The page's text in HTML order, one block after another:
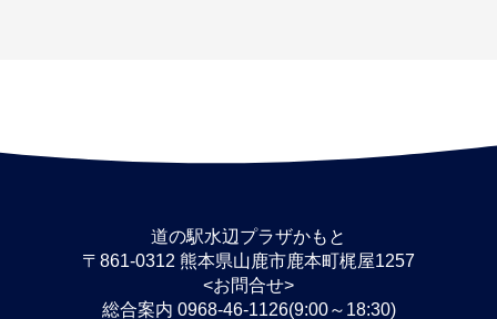
道の駅水辺プラザかもと
〒861-0312 熊本県山鹿市鹿本町梶屋1257
<お問合せ>
総合案内 0968-46-1126(9:00～18:30)